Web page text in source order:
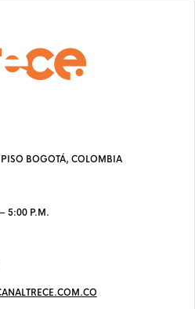
BOGOTÁ, COLOMBIA
5:00 P.M.